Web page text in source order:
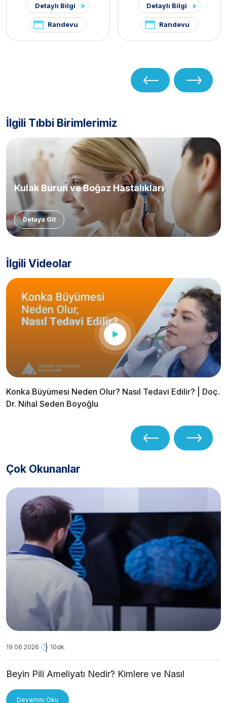
Detaylı Bilgi
Randevu
Detaylı Bilgi
Randevu
İlgili Tıbbi Birimlerimiz
Kulak Burun ve Boğaz Hastalıkları
Detaya Git
İlgili Videolar
Konka Büyümesi Neden Olur? Nasıl Tedavi Edilir? | Doç.
Dr. Nihal Seden Boyoğlu
Çok Okunanlar
19.06.2026 10dk.
Beyin Pili Ameliyatı Nedir? Kimlere ve Nasıl
Devamını Oku